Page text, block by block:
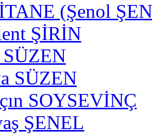
(Şenol
ŞİRİN
SÜZEN
SOYSEVİNÇ
ŞENEL